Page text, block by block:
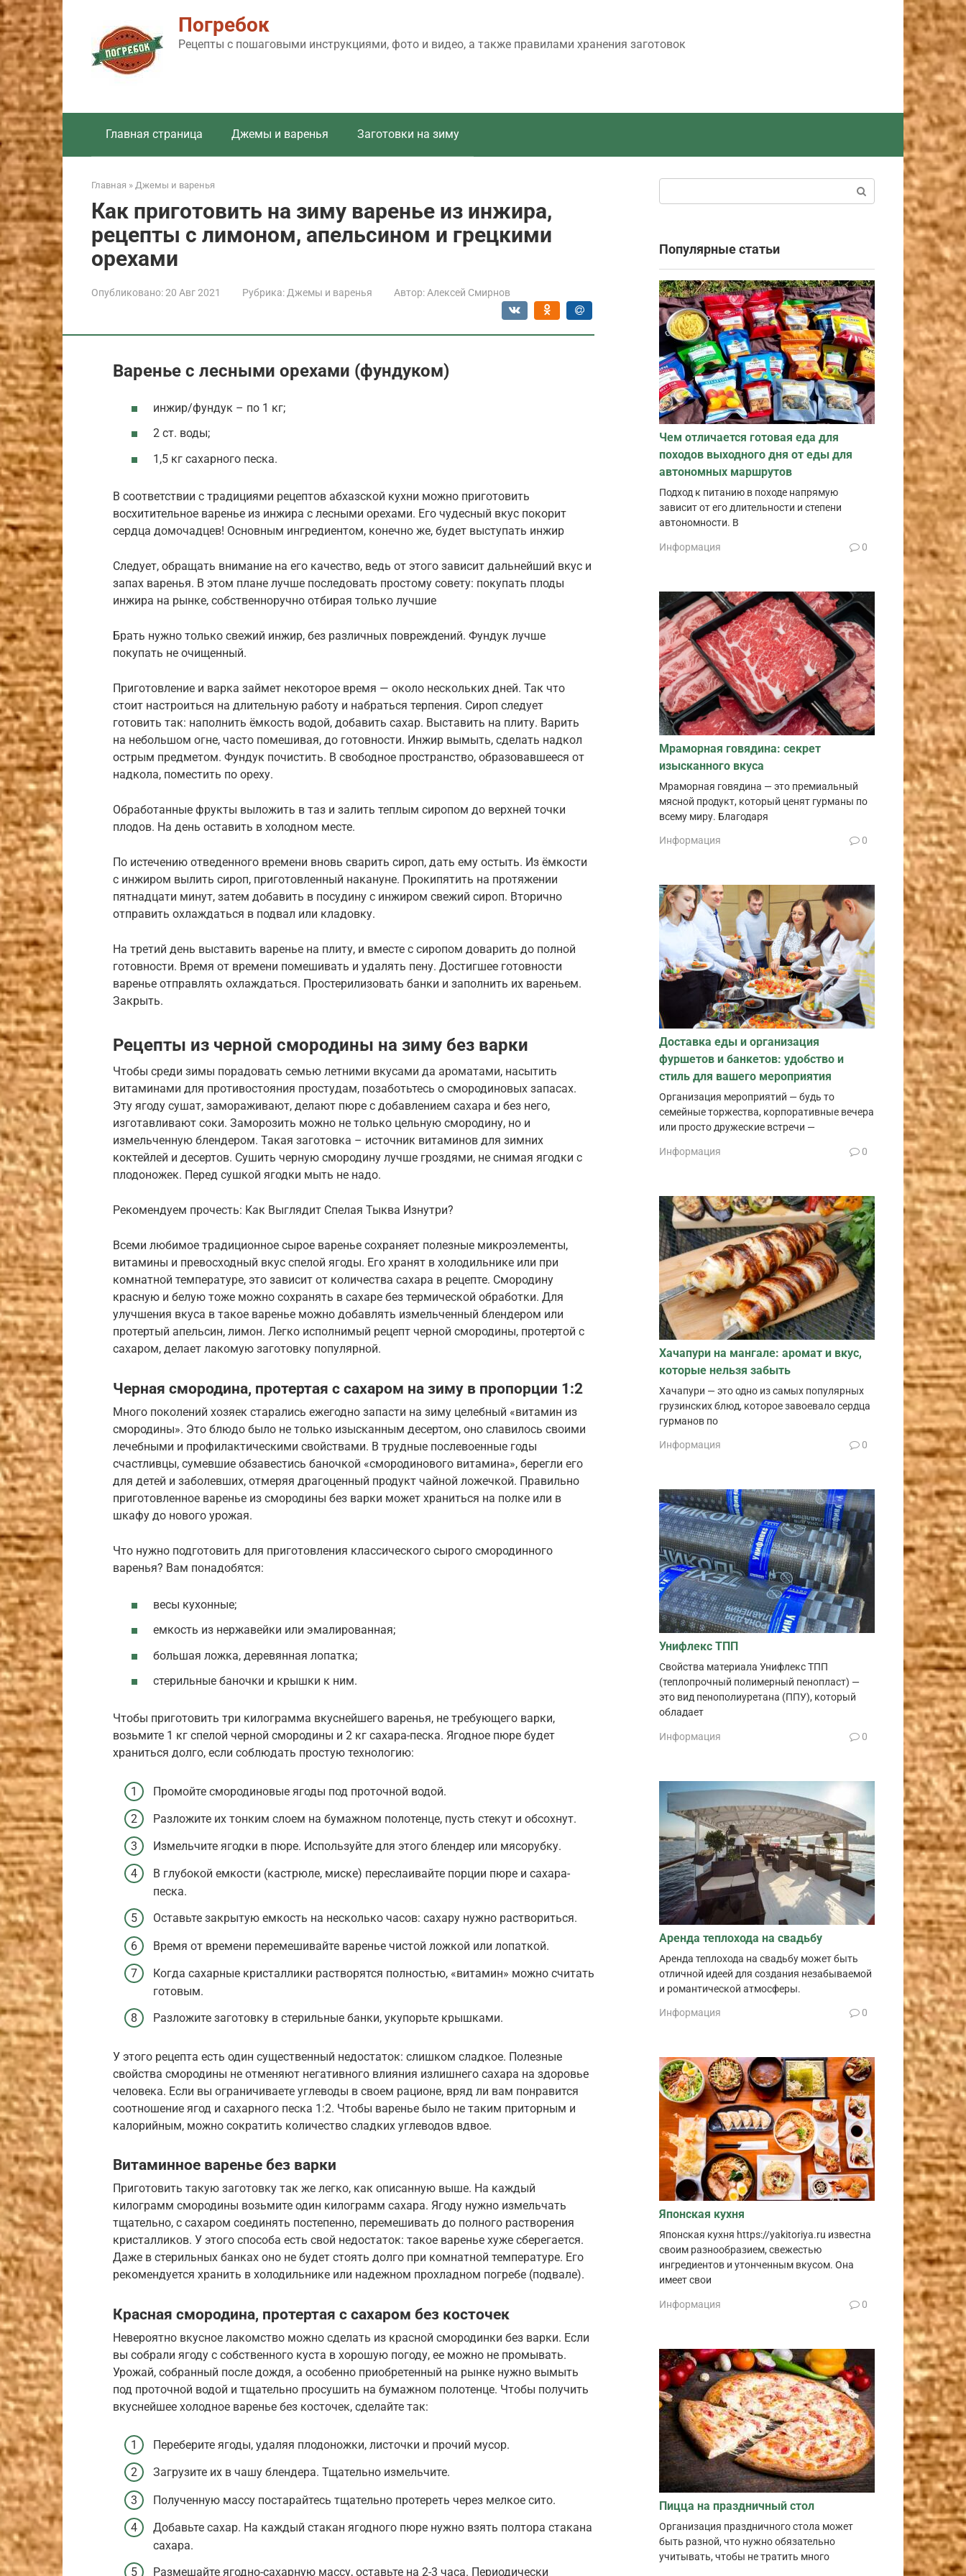
Перейти
к
контенту
Погребок
Рецепты с пошаговыми инструкциями, фото и видео, а также правилами хранения заготовок
Главная страница Джемы и варенья Заготовки на зиму
Главная » Джемы и варенья
Как приготовить на зиму варенье из инжира,
рецепты с лимоном, апельсином и грецкими
орехами
Опубликовано:20 Авг 2021 Рубрика: Джемы и варенья Автор: Алексей Смирнов
Варенье с лесными орехами (фундуком)
инжир/фундук – по 1 кг;
2 ст. воды;
1,5 кг сахарного песка.
В соответствии с традициями рецептов абхазской кухни можно приготовить
восхитительное варенье из инжира с лесными орехами. Его чудесный вкус покорит
сердца домочадцев! Основным ингредиентом, конечно же, будет выступать инжир
Следует, обращать внимание на его качество, ведь от этого зависит дальнейший вкус и
запах варенья. В этом плане лучше последовать простому совету: покупать плоды
инжира на рынке, собственноручно отбирая только лучшие
Брать нужно только свежий инжир, без различных повреждений. Фундук лучше
покупать не очищенный.
Приготовление и варка займет некоторое время — около нескольких дней. Так что
стоит настроиться на длительную работу и набраться терпения. Сироп следует
готовить так: наполнить ёмкость водой, добавить сахар. Выставить на плиту. Варить
на небольшом огне, часто помешивая, до готовности. Инжир вымыть, сделать надкол
острым предметом. Фундук почистить. В свободное пространство, образовавшееся от
надкола, поместить по ореху.
Обработанные фрукты выложить в таз и залить теплым сиропом до верхней точки
плодов. На день оставить в холодном месте.
По истечению отведенного времени вновь сварить сироп, дать ему остыть. Из ёмкости
с инжиром вылить сироп, приготовленный накануне. Прокипятить на протяжении
пятнадцати минут, затем добавить в посудину с инжиром свежий сироп. Вторично
отправить охлаждаться в подвал или кладовку.
На третий день выставить варенье на плиту, и вместе с сиропом доварить до полной
готовности. Время от времени помешивать и удалять пену. Достигшее готовности
варенье отправлять охлаждаться. Простерилизовать банки и заполнить их вареньем.
Закрыть.
Рецепты из черной смородины на зиму без варки
Чтобы среди зимы порадовать семью летними вкусами да ароматами, насытить
витаминами для противостояния простудам, позаботьтесь о смородиновых запасах.
Эту ягоду сушат, замораживают, делают пюре с добавлением сахара и без него,
изготавливают соки. Заморозить можно не только цельную смородину, но и
измельченную блендером. Такая заготовка – источник витаминов для зимних
коктейлей и десертов. Сушить черную смородину лучше гроздями, не снимая ягодки с
плодоножек. Перед сушкой ягодки мыть не надо.
Рекомендуем прочесть: Как Выглядит Спелая Тыква Изнутри?
Всеми любимое традиционное сырое варенье сохраняет полезные микроэлементы,
витамины и превосходный вкус спелой ягоды. Его хранят в холодильнике или при
комнатной температуре, это зависит от количества сахара в рецепте. Смородину
красную и белую тоже можно сохранять в сахаре без термической обработки. Для
улучшения вкуса в такое варенье можно добавлять измельченный блендером или
протертый апельсин, лимон. Легко исполнимый рецепт черной смородины, протертой с
сахаром, делает лакомую заготовку популярной.
Черная смородина, протертая с сахаром на зиму в пропорции 1:2
Много поколений хозяек старались ежегодно запасти на зиму целебный «витамин из
смородины». Это блюдо было не только изысканным десертом, оно славилось своими
лечебными и профилактическими свойствами. В трудные послевоенные годы
счастливцы, сумевшие обзавестись баночкой «смородинового витамина», берегли его
для детей и заболевших, отмеряя драгоценный продукт чайной ложечкой. Правильно
приготовленное варенье из смородины без варки может храниться на полке или в
шкафу до нового урожая.
Что нужно подготовить для приготовления классического сырого смородинного
варенья? Вам понадобятся:
весы кухонные;
емкость из нержавейки или эмалированная;
большая ложка, деревянная лопатка;
стерильные баночки и крышки к ним.
Чтобы приготовить три килограмма вкуснейшего варенья, не требующего варки,
возьмите 1 кг спелой черной смородины и 2 кг сахара-песка. Ягодное пюре будет
храниться долго, если соблюдать простую технологию:
Промойте смородиновые ягоды под проточной водой.
Разложите их тонким слоем на бумажном полотенце, пусть стекут и обсохнут.
Измельчите ягодки в пюре. Используйте для этого блендер или мясорубку.
В глубокой емкости (кастрюле, миске) переслаивайте порции пюре и сахара-
песка.
Оставьте закрытую емкость на несколько часов: сахару нужно раствориться.
Время от времени перемешивайте варенье чистой ложкой или лопаткой.
Когда сахарные кристаллики растворятся полностью, «витамин» можно считать
готовым.
Разложите заготовку в стерильные банки, укупорьте крышками.
У этого рецепта есть один существенный недостаток: слишком сладкое. Полезные
свойства смородины не отменяют негативного влияния излишнего сахара на здоровье
человека. Если вы ограничиваете углеводы в своем рационе, вряд ли вам понравится
соотношение ягод и сахарного песка 1:2. Чтобы варенье было не таким приторным и
калорийным, можно сократить количество сладких углеводов вдвое.
Витаминное варенье без варки
Приготовить такую заготовку так же легко, как описанную выше. На каждый
килограмм смородины возьмите один килограмм сахара. Ягоду нужно измельчать
тщательно, с сахаром соединять постепенно, перемешивать до полного растворения
кристалликов. У этого способа есть свой недостаток: такое варенье хуже сберегается.
Даже в стерильных банках оно не будет стоять долго при комнатной температуре. Его
рекомендуется хранить в холодильнике или надежном прохладном погребе (подвале).
Красная смородина, протертая с сахаром без косточек
Невероятно вкусное лакомство можно сделать из красной смородинки без варки. Если
вы собрали ягоду с собственного куста в хорошую погоду, ее можно не промывать.
Урожай, собранный после дождя, а особенно приобретенный на рынке нужно вымыть
под проточной водой и тщательно просушить на бумажном полотенце. Чтобы получить
вкуснейшее холодное варенье без косточек, сделайте так:
Переберите ягоды, удаляя плодоножки, листочки и прочий мусор.
Загрузите их в чашу блендера. Тщательно измельчите.
Полученную массу постарайтесь тщательно протереть через мелкое сито.
Добавьте сахар. На каждый стакан ягодного пюре нужно взять полтора стакана
сахара.
Размешайте ягодно-сахарную массу, оставьте на 2-3 часа. Периодически
Популярные статьи
Чем отличается готовая еда для
походов выходного дня от еды для
автономных маршрутов
Подход к питанию в походе напрямую
зависит от его длительности и степени
автономности. В
Информация 0
Мраморная говядина: секрет
изысканного вкуса
Мраморная говядина — это премиальный
мясной продукт, который ценят гурманы по
всему миру. Благодаря
Информация 0
Доставка еды и организация
фуршетов и банкетов: удобство и
стиль для вашего мероприятия
Организация мероприятий — будь то
семейные торжества, корпоративные вечера
или просто дружеские встречи —
Информация 0
Хачапури на мангале: аромат и вкус,
которые нельзя забыть
Хачапури — это одно из самых популярных
грузинских блюд, которое завоевало сердца
гурманов по
Информация 0
Унифлекс ТПП
Свойства материала Унифлекс ТПП
(теплопрочный полимерный пенопласт) —
это вид пенополиуретана (ППУ), который
обладает
Информация 0
Аренда теплохода на свадьбу
Аренда теплохода на свадьбу может быть
отличной идеей для создания незабываемой
и романтической атмосферы.
Информация 0
Японская кухня
Японская кухня https://yakitoriya.ru известна
своим разнообразием, свежестью
ингредиентов и утонченным вкусом. Она
имеет свои
Информация 0
Пицца на праздничный стол
Организация праздничного стола может
быть разной, что нужно обязательно
учитывать, чтобы не тратить много